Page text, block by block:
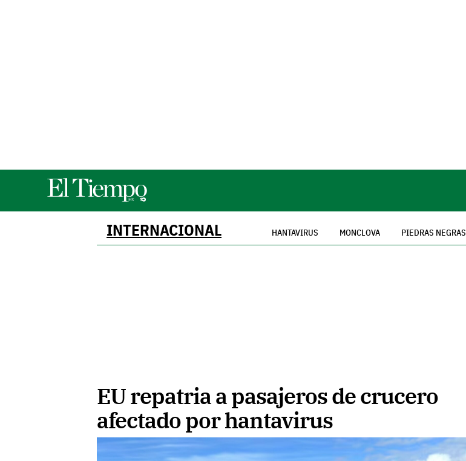
INTERNACIONAL HANTAVIRUS MONCLOVA PIEDRAS NEGRAS
EU repatria a pasajeros de crucero
afectado por hantavirus